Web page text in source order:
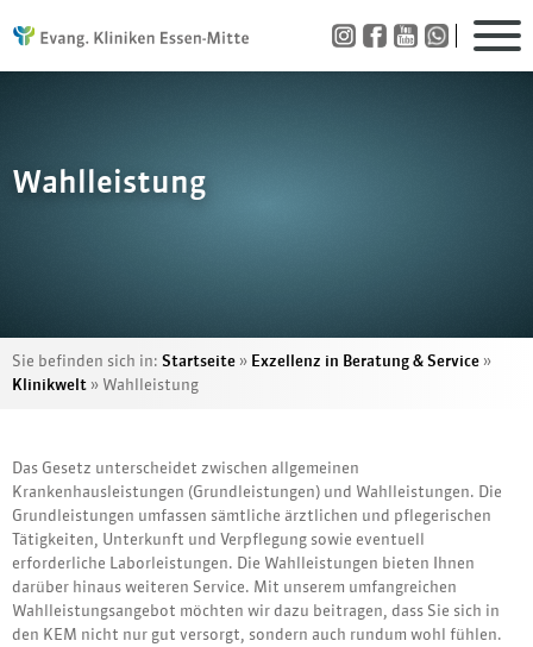
Wahlleistung
Sie befinden sich in: Startseite » Exzellenz in Beratung & Service »
Klinikwelt » Wahlleistung
Das Gesetz unterscheidet zwischen allgemeinen
Krankenhausleistungen (Grundleistungen) und Wahlleistungen. Die
Grundleistungen umfassen sämtliche ärztlichen und pflegerischen
Tätigkeiten, Unterkunft und Verpflegung sowie eventuell
erforderliche Laborleistungen. Die Wahlleistungen bieten Ihnen
darüber hinaus weiteren Service. Mit unserem umfangreichen
Wahlleistungsangebot möchten wir dazu beitragen, dass Sie sich in
den KEM nicht nur gut versorgt, sondern auch rundum wohl fühlen.